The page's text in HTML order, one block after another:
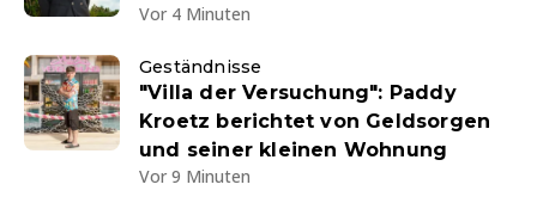
Vor 4 Minuten
Geständnisse
"Villa der Versuchung": Paddy
Kroetz berichtet von Geldsorgen
und seiner kleinen Wohnung
Vor 9 Minuten